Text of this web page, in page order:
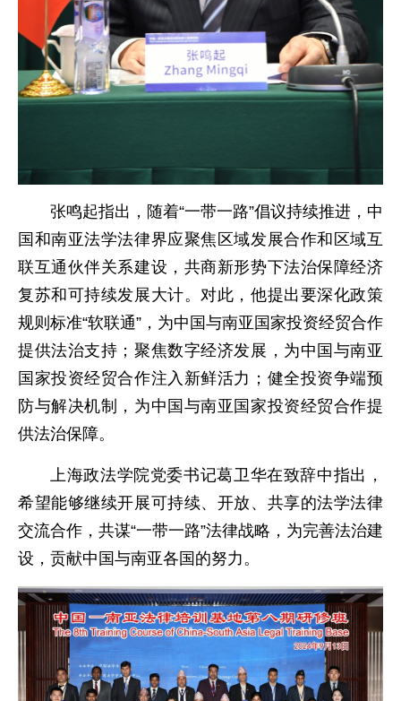
张鸣起指出，随着“一带一路”倡议持续推进，中
国和南亚法学法律界应聚焦区域发展合作和区域互
联互通伙伴关系建设，共商新形势下法治保障经济
复苏和可持续发展大计。对此，他提出要深化政策
规则标准“软联通”，为中国与南亚国家投资经贸合作
提供法治支持；聚焦数字经济发展，为中国与南亚
国家投资经贸合作注入新鲜活力；健全投资争端预
防与解决机制，为中国与南亚国家投资经贸合作提
供法治保障。
上海政法学院党委书记葛卫华在致辞中指出，
希望能够继续开展可持续、开放、共享的法学法律
交流合作，共谋“一带一路”法律战略，为完善法治建
设，贡献中国与南亚各国的努力。